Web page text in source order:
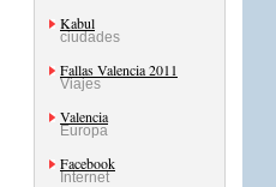
Kabul
ciudades
Fallas Valencia 2011
Viajes
Valencia
Europa
Facebook
Internet